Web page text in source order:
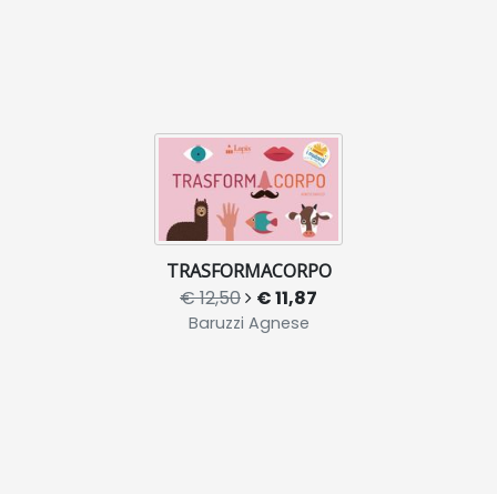
TRASFORMACORPO
€ 12,50 € 11,87
Baruzzi Agnese